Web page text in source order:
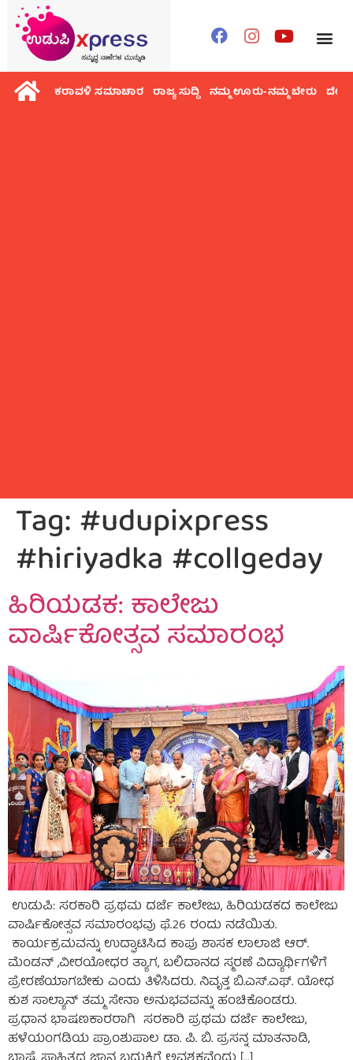
ಕರಾವಳಿ ಸಮಾಚಾರ ರಾಜ್ಯ ಸುದ್ದಿ ನಮ್ಮ ಊರು-ನಮ್ಮ ಬೇರು ದೇಶ
Tag:#udupixpress
#hiriyadka #collgeday
ಹಿರಿಯಡಕ: ಕಾಲೇಜು
ವಾರ್ಷಿಕೋತ್ಸವ ಸಮಾರಂಭ
ಉಡುಪಿ: ಸರಕಾರಿ ಪ್ರಥಮ ದರ್ಜೆ ಕಾಲೇಜು, ಹಿರಿಯಡಕದ ಕಾಲೇಜು
ವಾರ್ಷಿಕೋತ್ಸವ ಸಮಾರಂಭವು ಫೆ.26 ರಂದು ನಡೆಯಿತು.
ಕಾರ್ಯಕ್ರಮವನ್ನು ಉದ್ಘಾಟಿಸಿದ ಕಾಪು ಶಾಸಕ ಲಾಲಾಜಿ ಆರ್.
ಮೆಂಡನ್ ,ವೀರಯೋಧರ ತ್ಯಾಗ, ಬಲಿದಾನದ ಸ್ಮರಣೆ ವಿದ್ಯಾರ್ಥಿಗಳಿಗೆ
ಪ್ರೇರಣೆಯಾಗಬೇಕು ಎಂದು ತಿಳಿಸಿದರು. ನಿವೃತ್ತ ಬಿ.ಎಸ್.ಎಫ್. ಯೋಧ
ಕುಶ ಸಾಲ್ಯಾನ್ ತಮ್ಮ ಸೇನಾ ಅನುಭವವನ್ನು ಹಂಚಿಕೊಂಡರು.
ಪ್ರಧಾನ ಭಾಷಣಕಾರರಾಗಿ ಸರಕಾರಿ ಪ್ರಥಮ ದರ್ಜೆ ಕಾಲೇಜು,
ಹಳೆಯಂಗಡಿಯ ಪ್ರಾಂಶುಪಾಲ ಡಾ. ಪಿ. ಬಿ. ಪ್ರಸನ್ನ ಮಾತನಾಡಿ,